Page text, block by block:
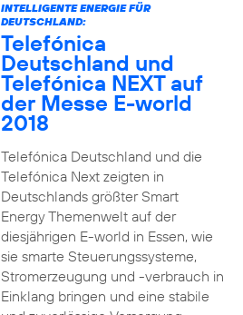
INTELLIGENTE ENERGIE FÜR
DEUTSCHLAND:
Telefónica
Deutschland und
Telefónica NEXT auf
der Messe E-world
2018
Telefónica Deutschland und die
Telefónica Next zeigten in
Deutschlands größter Smart
Energy Themenwelt auf der
diesjährigen E-world in Essen, wie
sie smarte Steuerungssysteme,
Stromerzeugung und -verbrauch in
Einklang bringen und eine stabile